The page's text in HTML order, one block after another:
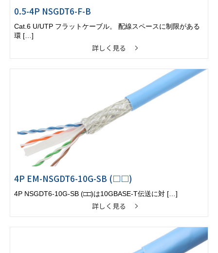
0.5-4P NSGDT6-F-B
Cat.6 U/UTP フラットケーブル。 配線スペースに制限がある
環 […]
詳しく見る
4P EM-NSGDT6-10G-SB (□□)
4P NSGDT6-10G-SB (□□)は10GBASE-T伝送に対 […]
詳しく見る